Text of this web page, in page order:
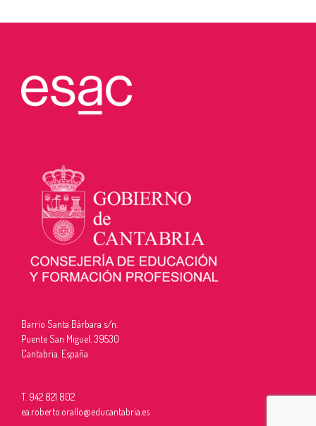
Barrio Santa Bárbara s/n.
Puente San Miguel. 39530
Cantabria. España
T. 942 821 802
ea.roberto.orallo@educantabria.es